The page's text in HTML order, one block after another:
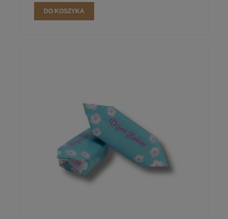
DO KOSZYKA